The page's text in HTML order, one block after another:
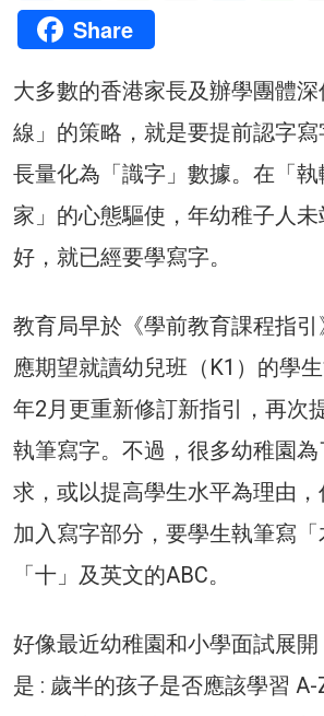
Share
大多數的香港家長及辦學團體
線」的策略，就是要提前認字
長量化為「識字」數據。在「
家」的心態驅使，年幼稚子人
好，就已經要學寫字。
教育局早於《學前教育課程指
應期望就讀幼兒班（K1）的學
年2月更重新修訂新指引，再次
執筆寫字。不過，很多幼稚園
求，或以提高學生水平為理由
加入寫字部分，要學生執筆寫「
「十」及英文的ABC。
好像最近幼稚園和小學面試展
是 : 歲半的孩子是否應該學習